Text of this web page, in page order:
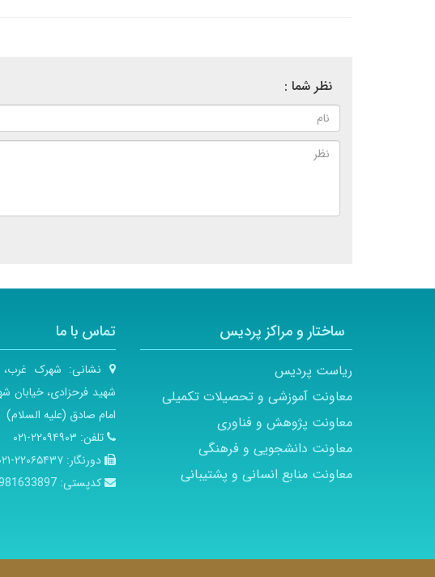
نظر شما :
ساختار و مراکز پردیس
ریاست پردیس
معاونت آموزشی و تحصیلات تکمیلی
معاونت پژوهش و فناوری
معاونت دانشجویی و فرهنگی
معاونت منابع انسانی و پشتیبانی
تماس با ما
نشانی: شهرک غرب،
شهید فرحزادی، خیابان
امام صادق (علیه السلام)
تلفن: ۲۲۰۹۴۹۰۳-۰۲۱
دورنگار:۲۲۰۶۵۴۳۷-۰۲۱
کدپستی: